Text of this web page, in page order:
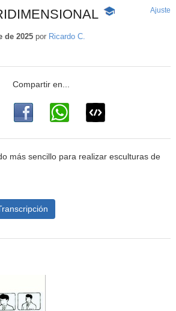
-
Ajuste
de 2025por Ricardo C.
más sencillo para realizar esculturas de